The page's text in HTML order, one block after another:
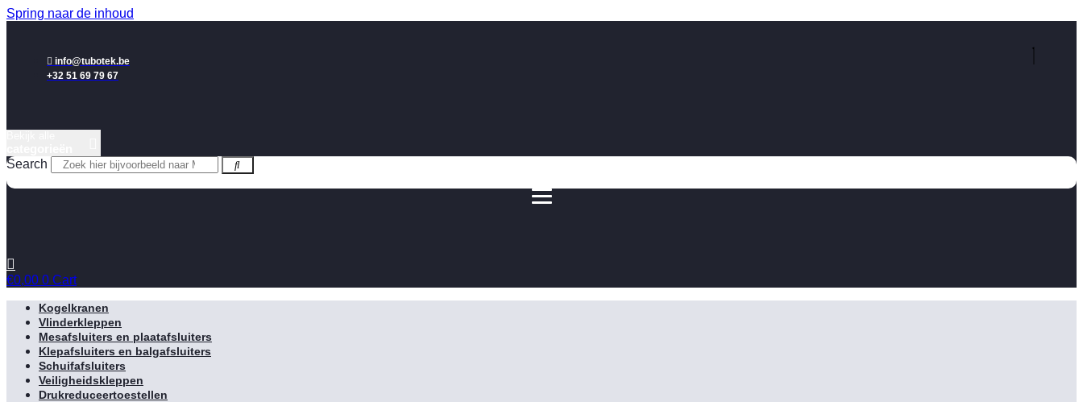
Spring naar de inhoud
info@tubotek.be
+32 51 69 79 67
Search
€0,00 0 Cart
Kogelkranen
Vlinderkleppen
Mesafsluiters en plaatafsluiters
Klepafsluiters en balgafsluiters
Schuifafsluiters
Veiligheidskleppen
Drukreduceertoestellen